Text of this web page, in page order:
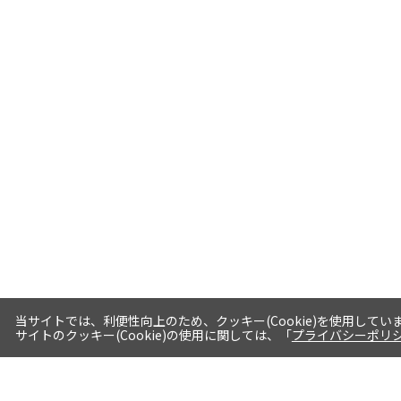
当サイトでは、利便性向上のため、クッキー(Cookie)を使用していま
サイトのクッキー(Cookie)の使用に関しては、「プライバシーポリ